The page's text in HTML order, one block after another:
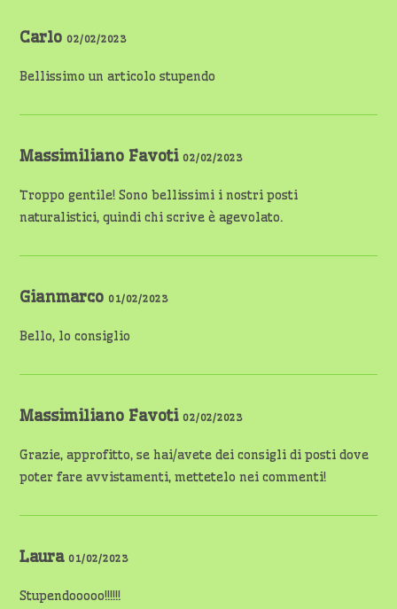
Carlo02/02/2023
Bellissimo un articolo stupendo
Massimiliano Favoti02/02/2023
Troppo gentile! Sono bellissimi i nostri posti
naturalistici, quindi chi scrive è agevolato.
Gianmarco01/02/2023
Bello, lo consiglio
Massimiliano Favoti02/02/2023
Grazie, approfitto, se hai/avete dei consigli di posti dove
poter fare avvistamenti, mettetelo nei commenti!
Laura01/02/2023
Stupendooooo!!!!!!